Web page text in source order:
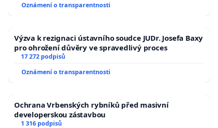
Oznámení o transparentnosti
Výzva k rezignaci ústavního soudce JUDr. Josefa Baxy
pro ohrožení důvěry ve spravedlivý proces
17 272 podpisů
Oznámení o transparentnosti
Ochrana Vrbenských rybníků před masivní
developerskou zástavbou
1 316 podpisů